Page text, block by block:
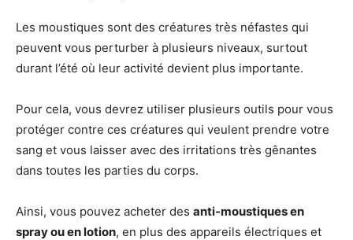
Les moustiques sont des créatures très néfastes qui
peuvent vous perturber à plusieurs niveaux, surtout
durant l’été où leur activité devient plus importante.
Pour cela, vous devrez utiliser plusieurs outils pour vous
protéger contre ces créatures qui veulent prendre votre
sang et vous laisser avec des irritations très gênantes
dans toutes les parties du corps.
Ainsi, vous pouvez acheter des anti-moustiques en
spray ou en lotion, en plus des appareils électriques et